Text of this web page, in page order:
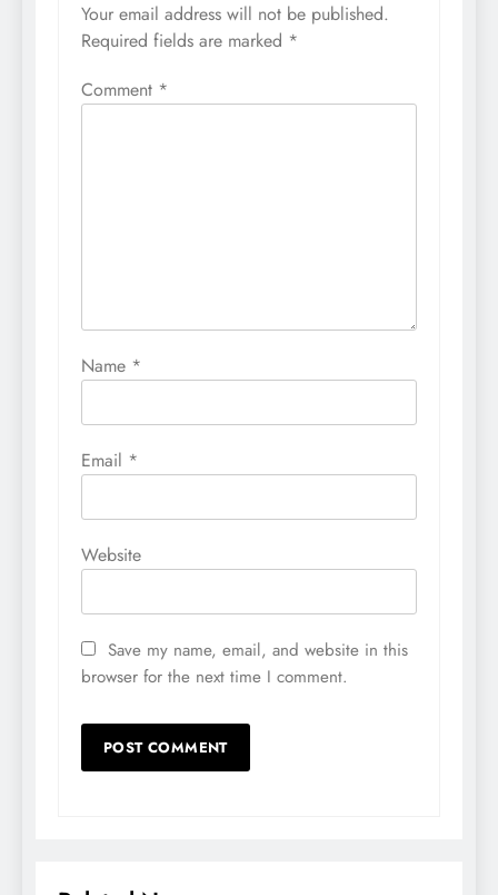
Your email address will not be published.
Required fields are marked *
Comment *
Name *
Email *
Website
Save my name, email, and website in this
browser for the next time I comment.